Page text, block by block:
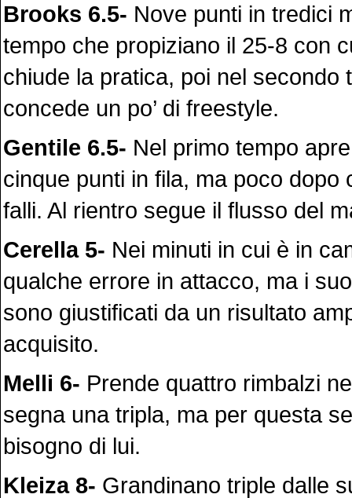
Brooks 6.5- Nove punti in tredici
tempo che propiziano il 25-8 con
chiude la pratica, poi nel secondo
concede un po’ di freestyle.
Gentile 6.5- Nel primo tempo
cinque punti in fila, ma poco dopo
falli. Al rientro segue il flusso del
Cerella 5- Nei minuti in cui è in
qualche errore in attacco, ma i
sono giustificati da un risultato
acquisito.
Melli 6- Prende quattro rimbalzi
segna una tripla, ma per questa
bisogno di lui.
Kleiza 8- Grandinano triple dalle